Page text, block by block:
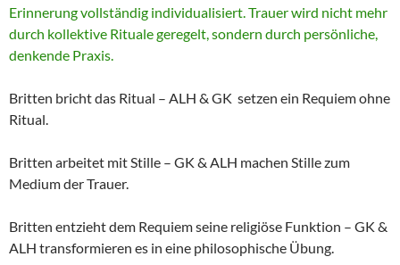
Erinnerung vollständig individualisiert. Trauer wird nicht mehr
durch kollektive Rituale geregelt, sondern durch persönliche,
denkende Praxis.
Britten bricht das Ritual – ALH & GK setzen ein Requiem ohne
Ritual.
Britten arbeitet mit Stille – GK & ALH machen Stille zum
Medium der Trauer.
Britten entzieht dem Requiem seine religiöse Funktion – GK &
ALH transformieren es in eine philosophische Übung.